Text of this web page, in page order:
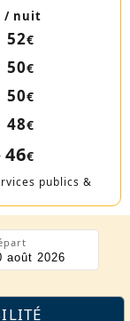
/ nuit
52€
50€
50€
48€
46€
publics &